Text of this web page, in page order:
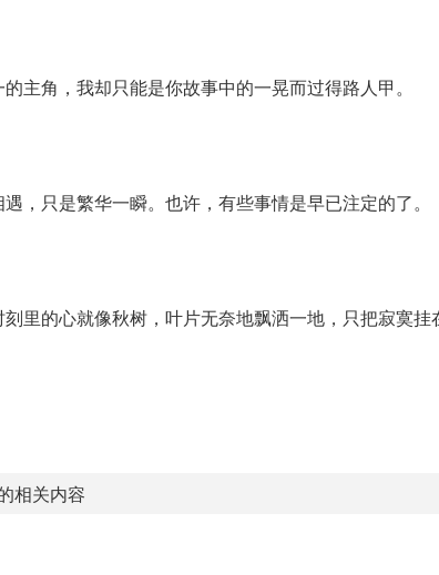
主角，我却只能是你故事中的一晃而过得路人甲。
，只是繁华一瞬。也许，有些事情是早已注定的了。
里的心就像秋树，叶片无奈地飘洒一地，只把寂寞挂
相关内容